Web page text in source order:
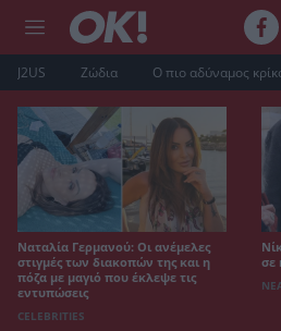
J2US Ζώδια Ο πιο αδύναμος
Ναταλία Γερμανού: Οι ανέμελες
στιγμές των διακοπών της και η
πόζα με μαγιό που έκλεψε τις
εντυπώσεις
CELEBRITIES
σε